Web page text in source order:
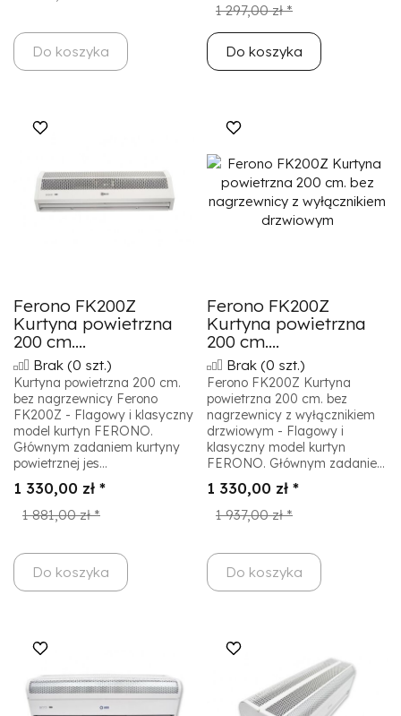
Do koszyka
1 297,00 zł *
Do koszyka
Ferono FK200Z
Kurtyna powietrzna
200 cm....
Brak (0 szt.)
Kurtyna powietrzna 200 cm.
bez nagrzewnicy Ferono
FK200Z - Flagowy i klasyczny
model kurtyn FERONO.
Głównym zadaniem kurtyny
powietrznej jes...
1 330,00 zł *
1 881,00 zł *
Do koszyka
Ferono FK200Z
Kurtyna powietrzna
200 cm....
Brak (0 szt.)
Ferono FK200Z Kurtyna
powietrzna 200 cm. bez
nagrzewnicy z wyłącznikiem
drzwiowym - Flagowy i
klasyczny model kurtyn
FERONO. Głównym zadanie...
1 330,00 zł *
1 937,00 zł *
Do koszyka